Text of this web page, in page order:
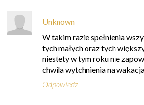
Unknown
W takim razie spełnienia
tych małych oraz tych
niestety w tym roku nie
chwila wytchnienia na
Odpowiedz